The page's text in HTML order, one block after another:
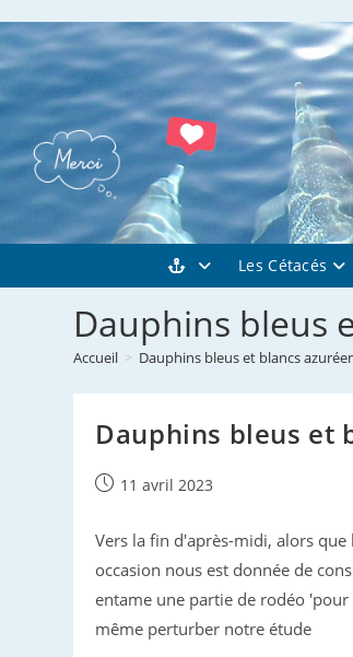
to
content
Les Cétacés
Dauphins bleus
Accueil > Dauphins bleus et blancs
Dauphins bleus et
Publication
11 avril 2023
Vers la fin d'après-midi, alors
occasion nous est donnée de
entame une partie de rodéo
même perturber notre étude